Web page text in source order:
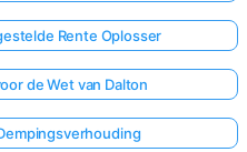
Rente Oplosser
de Wet van Dalton